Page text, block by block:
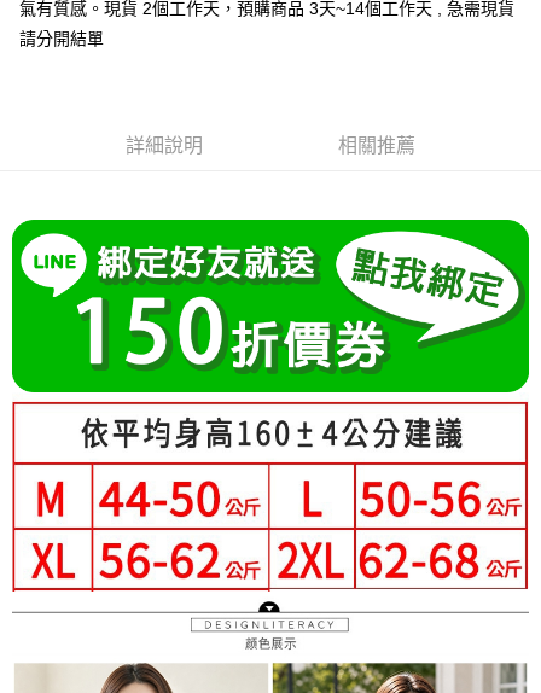
2.付款方式選擇「大哥付你分期」，訂單成立後會自動跳轉到大哥付的交易
流程，驗證手機門號後，選擇欲分期的期數、繳款截止日，確認付款後即完
法說明評估內容。
2.透過簡訊連結打開帳單後，可選擇「超商條碼／台灣大直營門市／銀行轉
帳／街口支付／iPASS MONEY」等通路繳費。
【注意事項】
1.本服務係由「台灣大哥大股份有限公司」（以下簡稱本公司）所提供，讓
用戶於交易時，得透過本服務購買商品或服務，並由商店將買賣／分期付款
買賣價金債權讓與本公司後，依約使用本公司帳單繳交帳款。
2.基於同意付款使用「大哥付你分期」之契約關係目的，商店將以您的個人
由本公司與您本人進行分期帳單所需資料之確認、核對及更正。
3.完整用戶服務條款，請詳閱以下連結：
https://oppay.tw/userRule
【關於「AFTEE先享後付」】
２．便利：只要手機號碼，簡訊認證，即可結帳。
３．安心：先確認商品／服務後，再付款。
１．於結帳方式選擇「AFTEE先享後付」後，將跳轉至「AFTEE先享後付」
結帳頁面，進行簡訊認證並確認金額後，即可完成結帳。
２．訂單成立數日內，您將收到繳費通知簡訊。
３．收到繳費通知簡訊後14天內，點擊此簡訊中的連結，可透過四大超商／
ATM／網路銀行／等多元方式進行付款，方視為交易完成。
※ 請注意：結帳手續完成當下不需立刻繳費，但若您需要取消訂單，請聯絡
購買商品的店家。未經商家同意取消之訂單仍視為有效，需透過AFTEE先享
※ 交易是否成功請以「AFTEE先享後付 」之結帳頁面顯示為準，若有關於
是否繳費成功／繳費後需取消欲退款等相關疑問，請聯繫「AFTEE先享後付
客戶支援中心」https://netprotections.freshdesk.com/support/home
【注意事項】
１．透過由恩沛科技股份有限公司提供之「AFTEE先享後付」服務完成之交
易，需依本服務之必要範圍內提供個人資料，並將交易相關給付款項請求債
權轉讓予恩沛科技股份有限公司。
２．關於個人資料處理事宜，請瀏覽以下網址：
https://aftee.tw/terms/#terms3
３．未成年的使用者請事先徵得法定代理人或監護人之同意方可使用
「AFTEE先享後付」，若未經同意申辦者引起之損失，本公司不負相關責
任。
４．使用「AFTEE先享後付」時，將依據個別帳號之用戶狀況，依本公司即
會員帳號後，即可在購物車使用 Hami Point 折抵消費金額 (1點等於1元)。
全家付款取貨
每筆NT$80，滿NT$699(含以上)免運費
付款後全家取貨
每筆NT$80，滿NT$699(含以上)免運費
付款後萊爾富取貨
每筆NT$80，滿NT$699(含以上)免運費
每筆NT$80，滿NT$699(含以上)免運費
付款後7-11取貨
每筆NT$80，滿NT$699(含以上)免運費
每筆NT$70，滿NT$699(含以上)免運費
氣有質感。現貨 2個工作天，預購商品 3天~14個工作天 , 急需現貨
請分開結單
詳細說明 相關推薦